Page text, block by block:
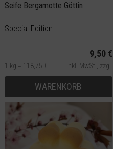
Seife Bergamotte Göttin
Special Edition
9,50 €
1 kg = 118,75 € inkl. MwSt., zzgl.
Versand
WARENKORB